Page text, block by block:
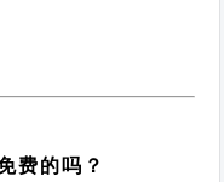
费的吗？